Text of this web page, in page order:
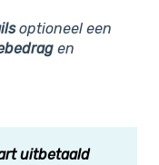
optioneel een
en
uitbetaald